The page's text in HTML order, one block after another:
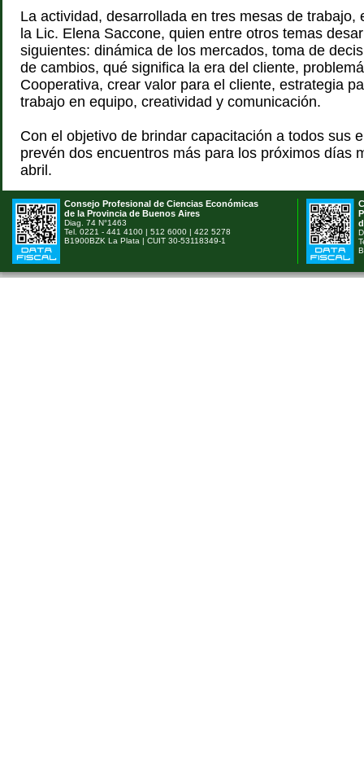
La actividad, desarrollada en tres mesas de trabajo,
la Lic. Elena Saccone, quien entre otros temas
siguientes: dinámica de los mercados, toma de
de cambios, qué significa la era del cliente,
Cooperativa, crear valor para el cliente, estrategia
trabajo en equipo, creatividad y comunicación.
Con el objetivo de brindar capacitación a todos sus
prevén dos encuentros más para los próximos días
abril.
Consejo Profesional de Ciencias Económicas
de la Provincia de Buenos Aires
Diag. 74 N°1463
Tel. 0221 - 441 4100 | 512 6000 | 422 5278
B1900BZK La Plata | CUIT 30-53118349-1